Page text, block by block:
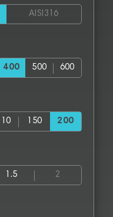
AISI316
400 500 600
150 200
1.5 2